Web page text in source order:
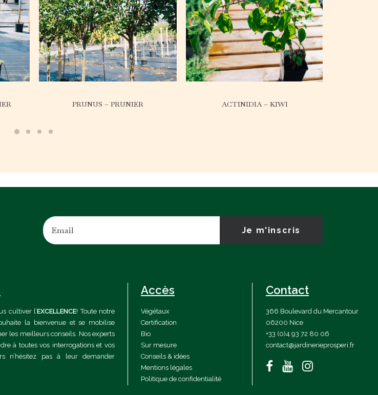
PRUNUS – PRUNIER ACTINIDIA – KIWI
cultiver l’EXCELLENCE! Toute notre
la bienvenue et se mobilise
les meilleurs conseils. Nos experts
à toutes vos interrogations et vos
n’hésitez pas à leur demander
Accès
Végétaux
Certification
Bio
Sur mesure
Conseils & idées
Mentions légales
Politique de confidentialité
Contact
366 Boulevard du Mercantour
06200 Nice
+33 (0)4 93 72 80 06
contact@jardinerieprosperi.fr